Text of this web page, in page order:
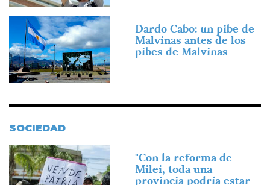
Imagen
Dardo Cabo: un pibe de
Malvinas antes de los
pibes de Malvinas
SOCIEDAD
Imagen
"Con la reforma de
Milei, toda una
provincia podría estar